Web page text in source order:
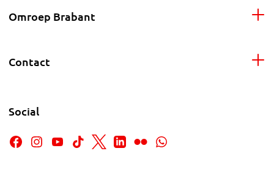
Omroep Brabant
Contact
Social